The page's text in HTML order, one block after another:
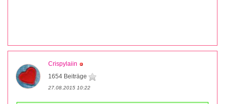
Crispylaiin
1654 Beiträge
27.08.2015 10:22